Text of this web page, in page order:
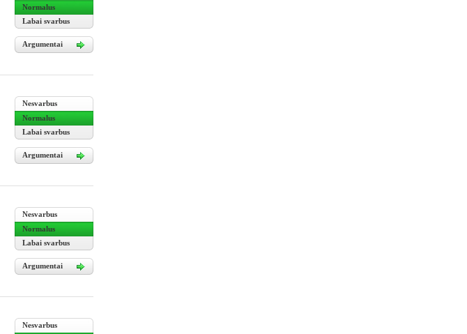
Normalus
Labai svarbus
Argumentai
Nesvarbus
Normalus
Labai svarbus
Argumentai
Nesvarbus
Normalus
Labai svarbus
Argumentai
Nesvarbus